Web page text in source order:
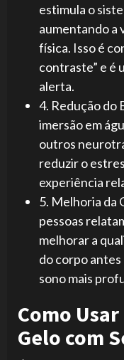
estimula o
aumentando a
física. Isso é
contraste” e é
alerta.
4. Redução do
imersão em
outros
reduzir o
experiência
5. Melhoria da
pessoas
melhorar a
do corpo
sono mais
Como
Gelo com